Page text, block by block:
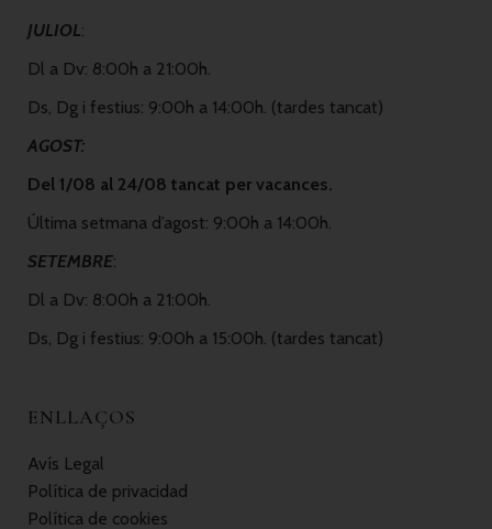
JULIOL:
Dl a Dv: 8:00h a 21:00h.
Ds, Dg i festius: 9:00h a 14:00h. (tardes tancat)
AGOST:
Del 1/08 al 24/08 tancat per vacances.
Última setmana d’agost: 9:00h a 14:00h.
SETEMBRE:
Dl a Dv: 8:00h a 21:00h.
Ds, Dg i festius: 9:00h a 15:00h. (tardes tancat)
ENLLAÇOS
Avís Legal
Política de privacidad
Política de cookies